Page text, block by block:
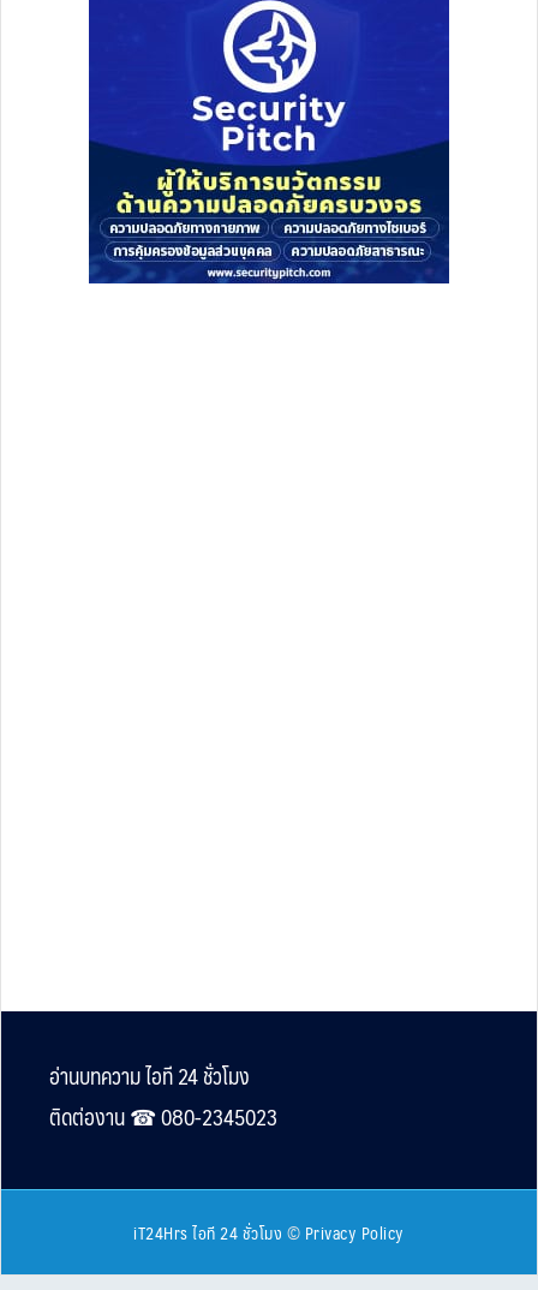
Footer
อ่านบทความ ไอที 24 ชั่วโมง
ติดต่องาน ☎︎ 080-2345023
iT24Hrs ไอที 24 ชั่วโมง © Privacy Policy